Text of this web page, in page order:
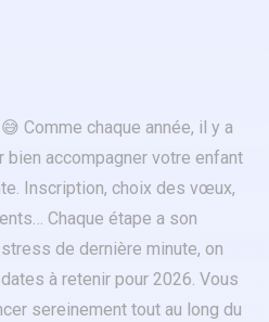
Comme chaque année, il y a
bien accompagner votre enfant
Inscription, choix des vœux,
Chaque étape a son
de dernière minute, on
à retenir pour 2026. Vous
sereinement tout au long du